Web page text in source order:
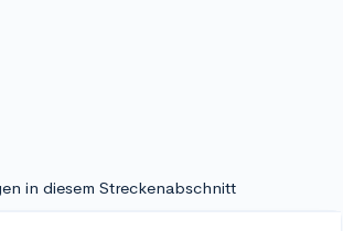
in diesem Streckenabschnitt